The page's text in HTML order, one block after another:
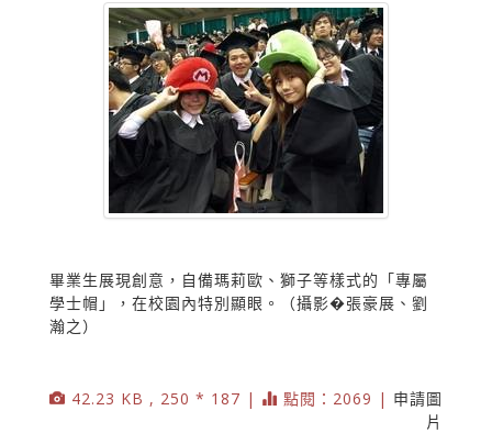
畢業生展現創意，自備瑪莉歐、獅子等樣式的「專屬
學士帽」，在校園內特別顯眼。（攝影�張豪展、劉
瀚之）
42.23 KB , 250 * 187 | 點閱：2069 | 申請圖
片